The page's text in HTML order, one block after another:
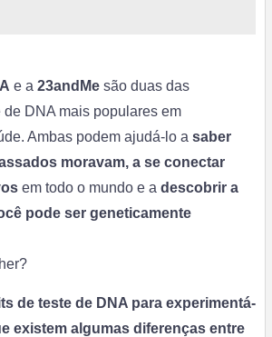
e a 23andMesão duas das
DNA mais populares em
Ambas podem ajudá-lo a saber
​​moravam, a se conectar
em todo o mundo e a descobrir a
pode ser geneticamente
de teste de DNA para experimentá-
existem algumas diferenças entre